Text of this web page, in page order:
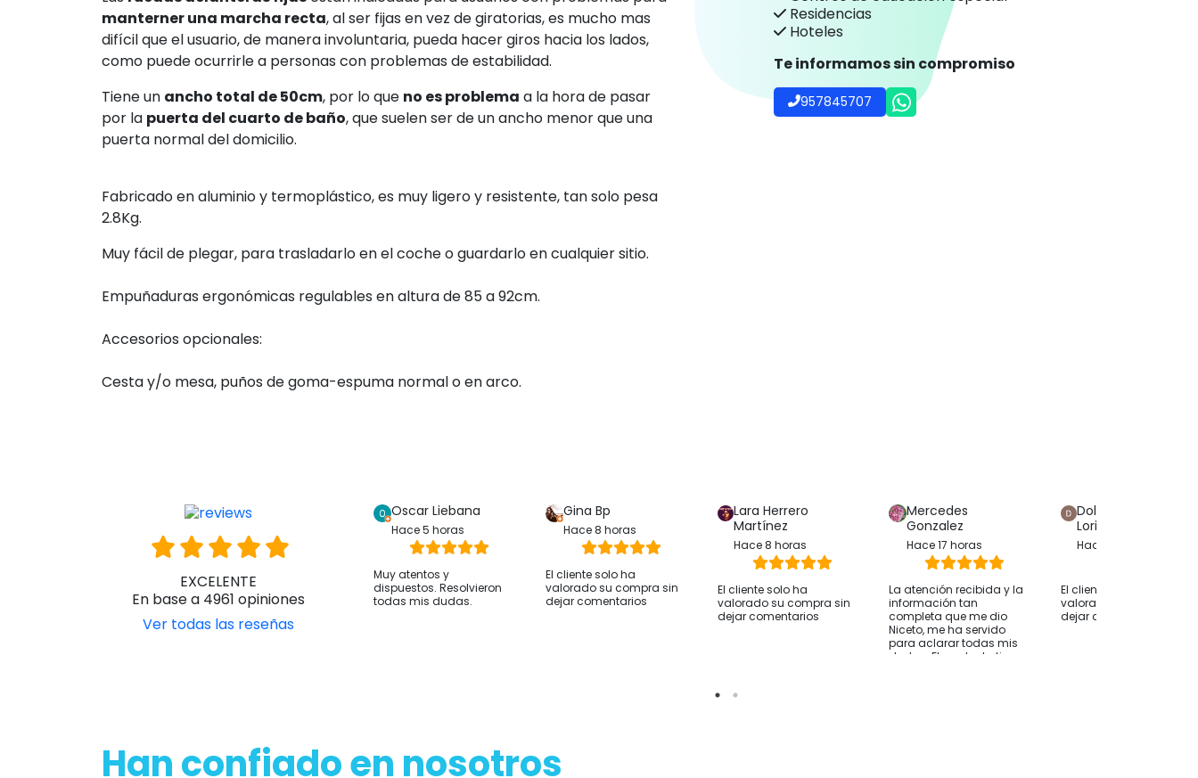
Residencias
Hoteles
Te informamos sin compromiso
957845707
manterner una marcha recta, al ser fijas en vez de giratorias, es mucho mas
difícil que el usuario, de manera involuntaria, pueda hacer giros hacia los lados,
como puede ocurrirle a personas con problemas de estabilidad.
Tiene un ancho total de 50cm, por lo que no es problema a la hora de pasar
por la puerta del cuarto de baño, que suelen ser de un ancho menor que una
puerta normal del domicilio.
Fabricado en aluminio y termoplástico, es muy ligero y resistente, tan solo pesa
2.8Kg.
Muy fácil de plegar, para trasladarlo en el coche o guardarlo en cualquier sitio.
Empuñaduras ergonómicas regulables en altura de 85 a 92cm.
Accesorios opcionales:
Cesta y/o mesa, puños de goma-espuma normal o en arco.
EXCELENTE
En base a 4961 opiniones
Ver todas las reseñas
Oscar Liebana
Hace 5 horas
Muy atentos y
dispuestos. Resolvieron
todas mis dudas.
Gina Bp
Hace 8 horas
El cliente solo ha
valorado su compra sin
dejar comentarios
Lara Herrero
Martínez
Hace 8 horas
El cliente solo ha
valorado su compra sin
dejar comentarios
Mercedes
Gonzalez
Hace 17 horas
La atención recibida y la
información tan
completa que me dio
Niceto, me ha servido
para aclarar todas mis
dudas. El producto tiene
Dolores Hijon
Loriente
Hace 12 horas
El cliente solo ha
valorado su compra sin
dejar comentarios
Han confiado en nosotros